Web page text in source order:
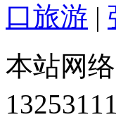
口旅游 |
本站网络